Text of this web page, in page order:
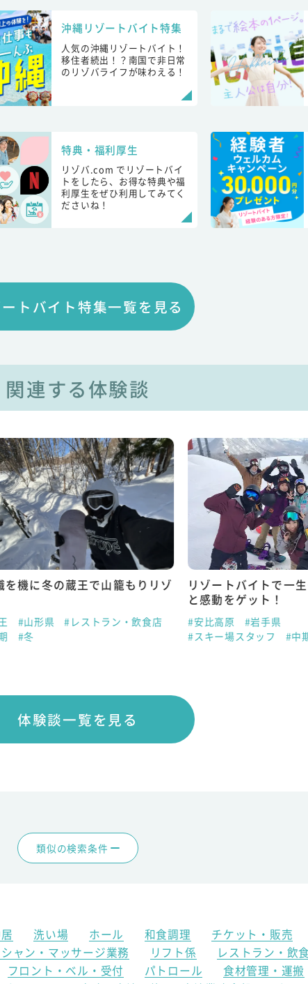
沖縄リゾートバイト特集
人気の沖縄リゾートバイト！
移住者続出！？南国で非日常
のリゾバライフが味わえる！
特典・福利厚生
リゾバ.com でリゾートバイ
トをしたら、お得な特典や福
利厚生をぜひ利用してみてく
ださいね！
ートバイト特集一覧を見る
関連する体験談
を機に冬の蔵王で山籠もりリゾ
#山形県
#レストラン・飲食店
#冬
リゾートバイトで一
と感動をゲット！
#安比高原
#岩手県
#スキー場スタッフ
#中
体験談一覧を見る
類似の検索条件
洗い場 ホール 和食調理 チケット・販売
ャン・マッサージ業務 リフト係
レストラン・飲
フロント・ベル・受付 パトロール 食材管理・運搬